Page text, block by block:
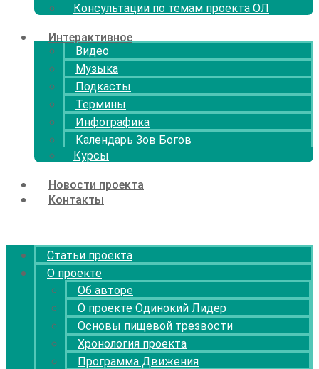
Консультации по темам проекта ОЛ
Интерактивное
Видео
Музыка
Подкасты
Термины
Инфографика
Календарь Зов Богов
Курсы
Новости проекта
Контакты
Статьи проекта
О проекте
Об авторе
О проекте Одинокий Лидер
Основы пищевой трезвости
Хронология проекта
Программа Движения